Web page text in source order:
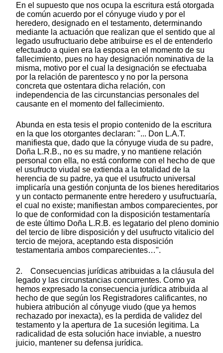
En el supuesto que nos ocupa la escritura está otorgada
de común acuerdo por el cónyuge viudo y por el
heredero, designado en el testamento, determinando
mediante la actuación que realizan que el sentido que al
legado usufructuario debe atribuirse es el de entenderlo
efectuado a quien era la esposa en el momento de su
fallecimiento, pues no hay designación nominativa de la
misma, motivo por el cual la designación se efectuaba
por la relación de parentesco y no por la persona
concreta que ostentara dicha relación, con
independencia de las circunstancias personales del
causante en el momento del fallecimiento.
Abunda en esta tesis el propio contenido de la escritura
en la que los otorgantes declaran: "... Don L.A.T.
manifiesta que, dado que la cónyuge viuda de su padre,
Doña L.R.B., no es su madre, y no mantiene relación
personal con ella, no está conforme con el hecho de que
el usufructo viudal se extienda a la totalidad de la
herencia de su padre, ya que el usufructo universal
implicaría una gestión conjunta de los bienes hereditarios
y un contacto permanente entre heredero y usufructuaría,
el cual no existe; manifiestan ambos comparecientes, por
lo que de conformidad con la disposición testamentaría
de este último Doña L.R.B. es legatario del pleno dominio
del tercio de libre disposición y del usufructo vitalicio del
tercio de mejora, aceptando esta disposición
testamentaria ambos comparecientes…".
2. Consecuencias jurídicas atribuidas a la cláusula del
legado y las circunstancias concurrentes. Como ya
hemos expresado la consecuencia jurídica atribuida al
hecho de que según los Registradores calificantes, no
hubiera atribución al cónyuge viudo (que ya hemos
rechazado por inexacta), es la perdida de validez del
testamento y la apertura de 1a sucesión legitima. La
radicalidad de esta solución hace inviable, a nuestro
juicio, mantener su defensa jurídica.